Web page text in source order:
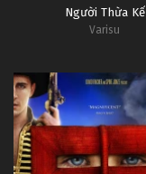
Người Thừa Kế
Varisu